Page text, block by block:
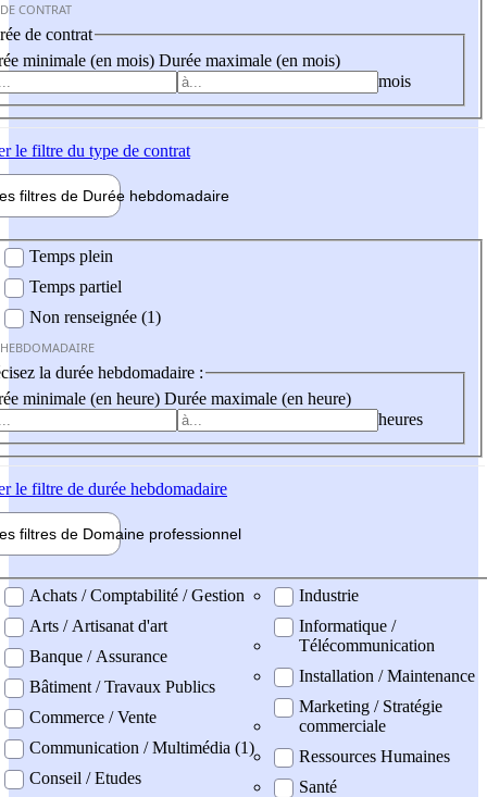
CONTRAT
de contrat
minimale (en mois) Durée maximale (en mois)
mois
le filtre du type de contrat
filtres de Durée hebdomadaire
Temps plein
Temps partiel
Non renseignée (1)
la durée hebdomadaire :
minimale (en heure) Durée maximale (en heure)
heures
le filtre de durée hebdomadaire
filtres de Domaine professionnel
professionel
Achats / Comptabilité / Gestion
Arts / Artisanat d'art
Banque / Assurance
Bâtiment / Travaux Publics
Commerce / Vente
Communication / Multimédia (1)
Conseil / Etudes
Industrie
Informatique /
Télécommunication
Installation / Maintenance
Marketing / Stratégie
commerciale
Ressources Humaines
Santé